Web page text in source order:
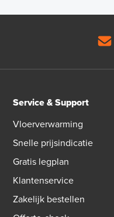
Service & Support
Vloerverwarming
Snelle prijsindicatie
Gratis legplan
Klantenservice
Zakelijk bestellen